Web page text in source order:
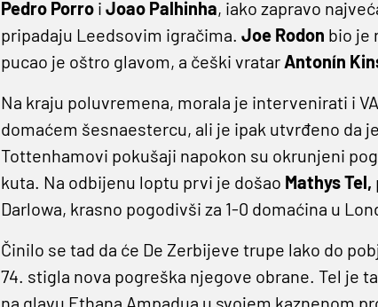
Pedro Porro i Joao Palhinha, iako zapravo
pripadaju Leedsovim igračima. Joe Rodon bio je
pucao je oštro glavom, a češki vratar Antonín
Na kraju poluvremena, morala je intervenirati i
domaćem šesnaestercu, ali je ipak utvrđeno da
Tottenhamovi pokušaji napokon su okrunjeni
kuta. Na odbijenu loptu prvi je došao Mathys Tel,
Darlowa, krasno pogodivši za 1-0 domaćina u
Činilo se tad da će De Zerbijeve trupe lako do
74. stigla nova pogreška njegove obrane. Tel je